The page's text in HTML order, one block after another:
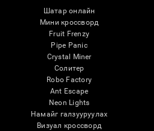
Шатар онлайн
Мини кроссворд
Fruit Frenzy
Pipe Panic
Crystal Miner
Солитер
Robo Factory
Ant Escape
Neon Lights
Намайг галзууруулах
Визуал кроссворд